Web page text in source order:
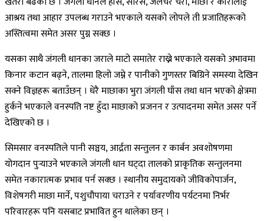
आश्रय तथा आहार उपलब्ध गराउने भएकाले यसको लोपले ती प्रजातिहरूको
अस्तित्वमा समेत असर पुग्न सक्छ ।
यसका साथै जंगली धानका जराले माटो समातेर राख्ने भएकाले यसको अभावमा
किनार कटान बढ्ने, तालमा हिलो जम्ने र पानीको गुणस्तर बिग्रिने समस्या देखिन
सक्ने विज्ञहरू बताउँछन् । धेरै माछाका भुरा जंगली घाँस तथा धान भएको क्षेत्रमा
हुर्कने भएकाले वनस्पति नष्ट हुँदा माछाको प्रजनन र उत्पादनमा समेत असर पर्ने
देखिएको छ ।
सिमसार वनस्पतिले पानी सञ्चय, आर्द्रता सन्तुलन र कार्बन अवशोषणमा
योगदान पुर्‍याउने भएकाले जंगली धान घट्दा तालको प्राकृतिक सन्तुलनमा
समेत नकारात्मक प्रभाव पर्न सक्छ । स्थानीय समुदायको जीविकोपार्जन,
विशेषगरी माछा मार्ने, पशुचौपाया चराउने र पर्यावरणीय पर्यटनमा निर्भर
परिवारहरू पनि यसबाट प्रभावित हुन थालेका छन् ।